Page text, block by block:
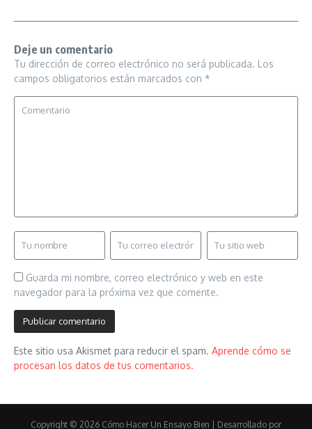
Deje un comentario
Tu dirección de correo electrónico no será publicada. Los
campos obligatorios están marcados con *
Guarda mi nombre, correo electrónico y web en este
navegador para la próxima vez que comente.
Este sitio usa Akismet para reducir el spam. Aprende cómo se
procesan los datos de tus comentarios.
Copyright © 2026 Cómo Hacer Un Ensayo Bien | Desarrollado por